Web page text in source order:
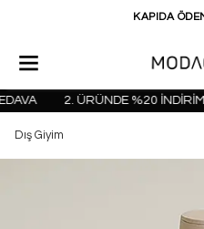
KAPIDA
2. ÜRÜNDE %20 İNDİRİM
Dış Giyim